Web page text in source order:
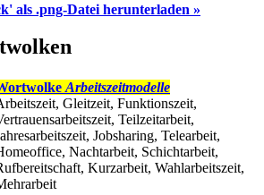
als .png-Datei herunterladen »
Arbeitszeitmodelle
Gleitzeit, Funktionszeit,
Teilzeitarbeit,
Jobsharing, Telearbeit,
Nachtarbeit, Schichtarbeit,
Kurzarbeit, Wahlarbeitszeit,